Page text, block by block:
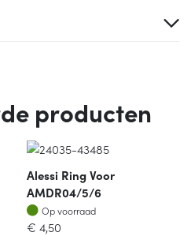
producten
Alessi Ring Voor
AMDR04/5/6
Op voorraad
Op voorraad
€ 4,50